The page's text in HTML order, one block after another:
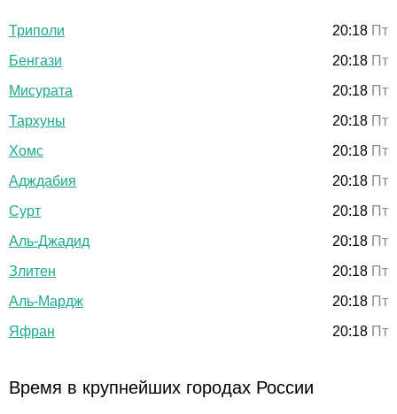
Триполи 20:18 Пт
Бенгази
20:18 Пт
Мисурата
20:18 Пт
Тархуны
20:18 Пт
Хомс
20:18 Пт
Адждабия
20:18 Пт
Сурт
20:18 Пт
Аль-Джадид
20:18 Пт
Злитен
20:18 Пт
Аль-Мардж
20:18 Пт
Яфран
20:18 Пт
Время в крупнейших городах России